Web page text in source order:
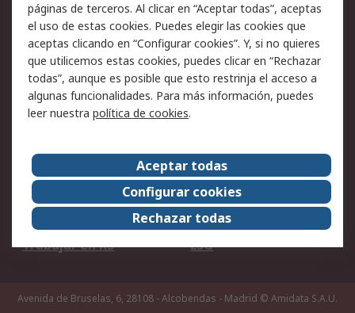
Legal
Aviso legal
Política de privacidad -
Actualizada
Política sobre cookies
Seguridad de emails
Certificaciones de
Condiciones de venta
Acerca de RS
Acerca de RS
RS Group
RS en el mundo
Sala de prensa
Trabajar en RS
ESG
Avenida de Bruselas, 6, 28108 - Alcobendas - Madrid © Amidata S.A.U.
páginas de terceros. Al clicar en “Aceptar todas”, aceptas
el uso de estas cookies. Puedes elegir las cookies que
aceptas clicando en “Configurar cookies”. Y, si no quieres
que utilicemos estas cookies, puedes clicar en “Rechazar
todas”, aunque es posible que esto restrinja el acceso a
algunas funcionalidades. Para más información, puedes
leer nuestra política de cookies.
Aceptar todas
Configurar cookies
Rechazar todas